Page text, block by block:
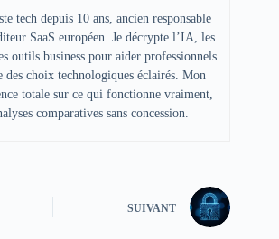
tech depuis 10 ans, ancien responsable
SaaS européen. Je décrypte l’IA, les
outils business pour aider professionnels
des choix technologiques éclairés. Mon
totale sur ce qui fonctionne vraiment,
comparatives sans concession.
SUIVANT